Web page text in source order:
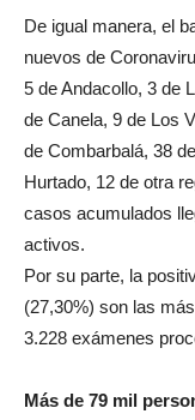
De igual manera, el
nuevos de
5 de Andacollo, 3 de
de Canela, 9 de Los
de Combarbalá, 38
Hurtado, 12 de otra
casos acumulados
activos.
Por su parte, la
(27,30%) son las
3.228 exámenes
Más de 79 mil